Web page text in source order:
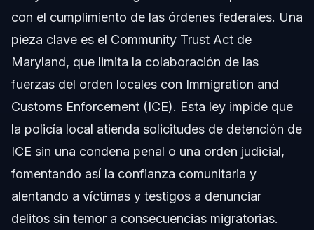
con el cumplimiento de las órdenes federales. Una
pieza clave es el Community Trust Act de
Maryland, que limita la colaboración de las
fuerzas del orden locales con Immigration and
Customs Enforcement (ICE). Esta ley impide que
la policía local atienda solicitudes de detención de
ICE sin una condena penal o una orden judicial,
fomentando así la confianza comunitaria y
alentando a víctimas y testigos a denunciar
delitos sin temor a consecuencias migratorias.